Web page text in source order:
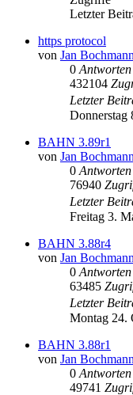
Letzter
https protocol
von Jan Bochmann
0 Antworten
432104
Letzter
Donnerstag
BAHN 3.89r1
von Jan Bochmann
0 Antworten
76940
Letzter
Freitag 3.
BAHN 3.88r4
von Jan Bochmann
0 Antworten
63485
Letzter
Montag 24.
BAHN 3.88r1
von Jan Bochmann
0 Antworten
49741